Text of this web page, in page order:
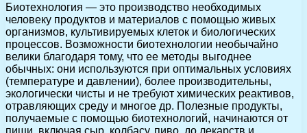
Биотехнология — это производство необходимых
человеку продуктов и материалов с помощью живых
организмов, культивируемых клеток и биологических
процессов. Возможности биотехнологии необычайно
велики благодаря тому, что ее методы выгоднее
обычных: они используются при оптимальных условиях
(температуре и давлении), более производительны,
экологически чисты и не требуют химических реактивов,
отравляющих среду и многое др. Полезные продукты,
получаемые с помощью биотехнологий, начинаются от
пищи, включая сыр, колбасу, пиво, до лекарств и